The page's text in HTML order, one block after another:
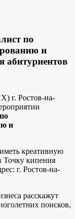
по
и
абитуриентов
г. Ростов-на-
и
креативную
Точку кипения
г. Ростов-на-
расскажут
поисков,